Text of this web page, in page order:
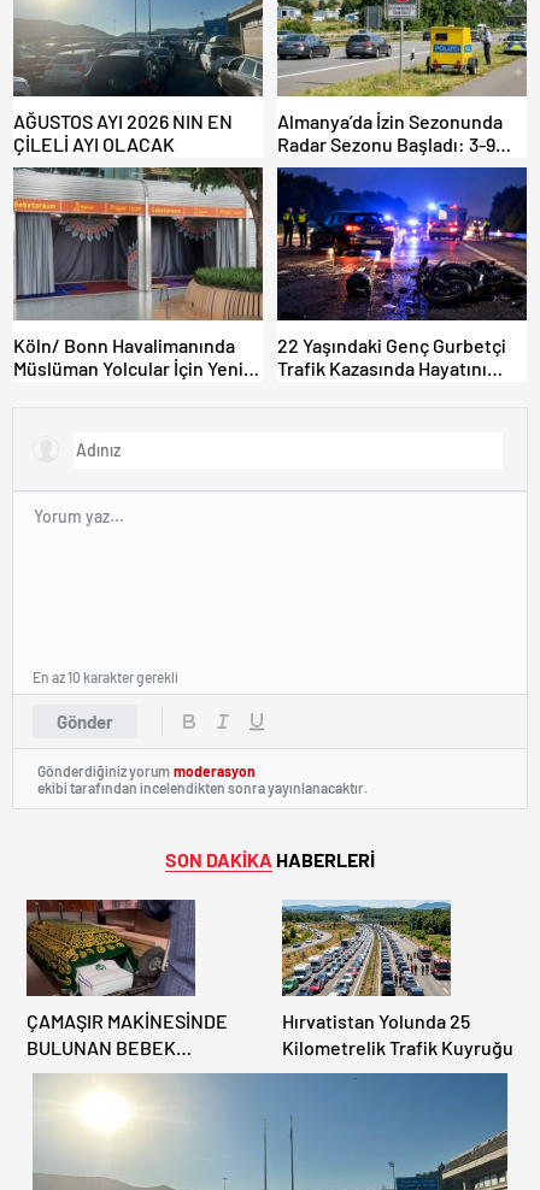
AĞUSTOS AYI 2026 NIN EN
ÇİLELİ AYI OLACAK
Almanya’da İzin Sezonunda
Radar Sezonu Başladı: 3-9
Ağustos’ta Radar Hız
Denetimi Yapılacak!
Köln/ Bonn Havalimanında
Müslüman Yolcular İçin Yeni
22 Yaşındaki Genç Gurbetçi
Trafik Kazasında Hayatını
Gönder
En az 10 karakter gerekli
Gönderdiğiniz yorum moderasyon
ekibi tarafından incelendikten sonra yayınlanacaktır.
SON DAKİKA HABERLERİ
ÇAMAŞIR MAKİNESİNDE
BULUNAN BEBEK
CENAZESİ ŞOK ETTİ
Hırvatistan Yolunda 25
Kilometrelik Trafik Kuyruğu